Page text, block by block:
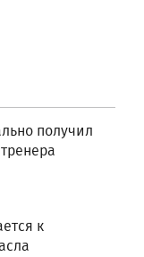
получил
к